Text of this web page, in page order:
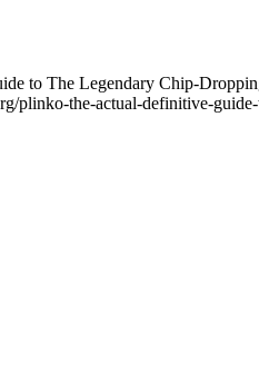
to The Legendary Chip-
plinko-the-actual-definitive-